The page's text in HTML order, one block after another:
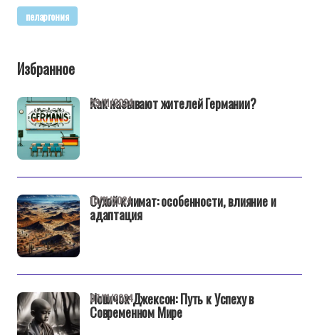
пеларгония
Избранное
Как называют жителей Германии?
29/11/2024
Сухой климат: особенности, влияние и
адаптация
10/11/2024
Новичок Джексон: Путь к Успеху в
Современном Мире
07/11/2024